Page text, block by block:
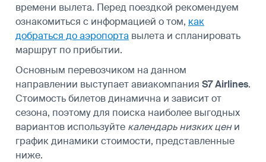
времени вылета. Перед поездкой рекомендуем
ознакомиться с информацией о том, как
добраться до аэропорта вылета и спланировать
маршрут по прибытии.
Основным перевозчиком на данном
направлении выступает авиакомпания S7 Airlines.
Стоимость билетов динамична и зависит от
сезона, поэтому для поиска наиболее выгодных
вариантов используйте календарь низких цени
график динамики стоимости, представленные
ниже.